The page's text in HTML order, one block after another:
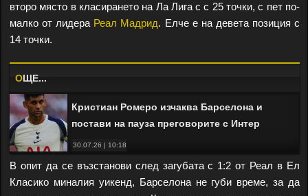
второ място в класирането на Ла Лига с с 25 точки, с пет по-
малко от лидера Реал Мадрид. Елче е на девета позиция с
14 точки.
OЩЕ...
30.07.26 | 10:18
Кристиан Ромеро изчаква Барселона и
постави на пауза преговорите с Интер
В опит да се възстанови след загубата с 1:2 от Реал в Ел
Класико миналия уикенд, Барселона не губи време, за да